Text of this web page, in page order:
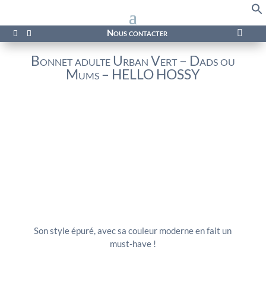
Nous contacter 
Bonnet adulte Urban Vert – Dads ou
Mums – HELLO HOSSY
Son style épuré, avec sa couleur moderne en fait un
must-have !